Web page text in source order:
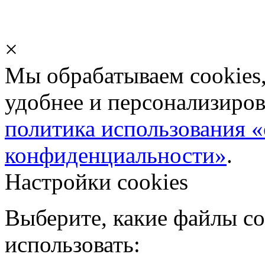
×
Мы обрабатываем
удобнее и
политика использования
конфиденциальности».
Настройки cookies
Выберите, какие файлы
использовать: